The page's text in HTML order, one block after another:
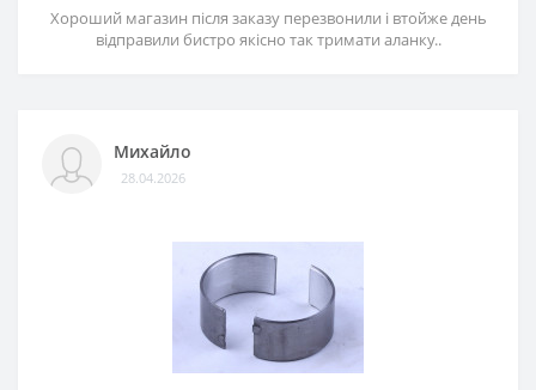
Хороший магазин після заказу перезвонили і втойже день
відправили бистро якісно так тримати аланку..
Михайло
28.04.2026